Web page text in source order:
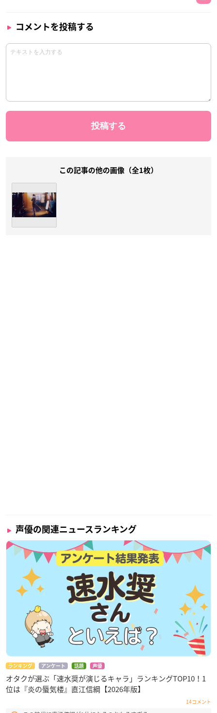
コメントを投稿する
この記事の他の画像（全1枚）
声優の関連ニュースランキング
ランキング アンケート 話題 声優
オタクが選ぶ「速水奨が演じるキャラ」ランキングTOP10！1
位は『炎の蜃気楼』直江信綱【2026年版】
14コメント